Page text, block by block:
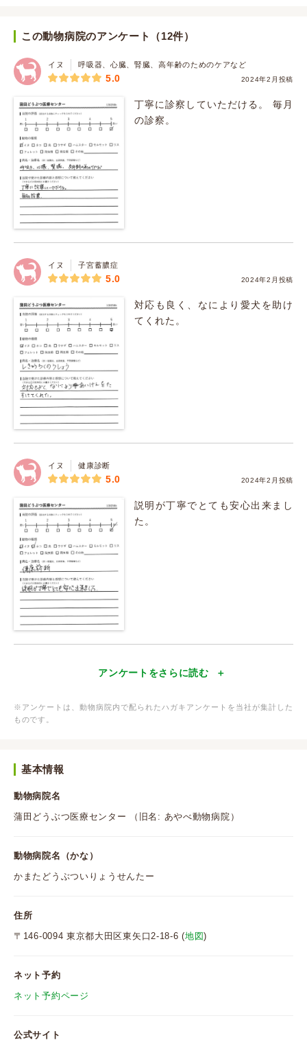
この動物病院のアンケート（12件）
イヌ 呼吸器、心臓、腎臓、高年齢のためのケアなど
2024年2月投稿
5.0
丁寧に診察していただける。 毎月
の診察。
イヌ 子宮蓄膿症
2024年2月投稿
5.0
対応も良く、なにより愛犬を助け
てくれた。
イヌ 健康診断
2024年2月投稿
5.0
説明が丁寧でとても安心出来まし
た。
アンケートをさらに読む
※アンケートは、動物病院内で配られたハガキアンケートを当社が集計した
ものです。
基本情報
動物病院名
蒲田どうぶつ医療センター （旧名: あやべ動物病院）
動物病院名（かな）
かまたどうぶついりょうせんたー
住所
〒146-0094 東京都大田区東矢口2-18-6 (地図)
ネット予約
ネット予約ページ
公式サイト